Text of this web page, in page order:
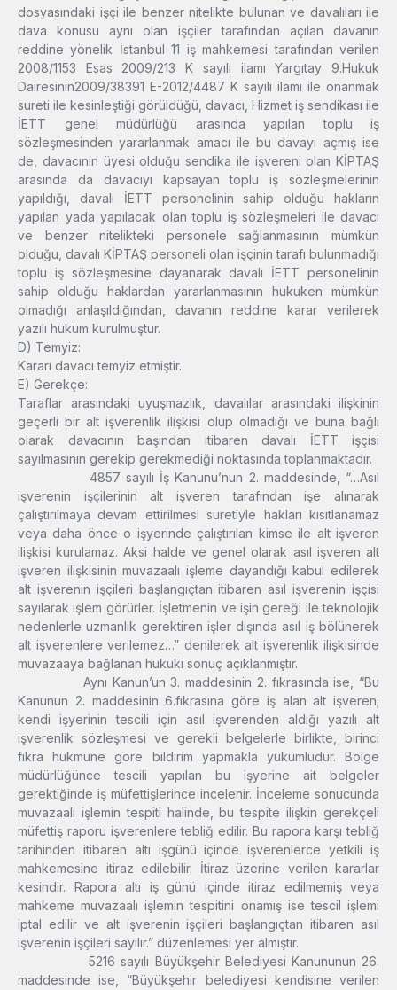
dosyasındaki işçi ile benzer nitelikte bulunan ve davalıları ile
dava konusu aynı olan işçiler tarafından açılan davanın
reddine yönelik İstanbul 11 iş mahkemesi tarafından verilen
2008/1153 Esas 2009/213 K sayılı ilamı Yargıtay 9.Hukuk
Dairesinin2009/38391 E-2012/4487 K sayılı ilamı ile onanmak
sureti ile kesinleştiği görüldüğü, davacı, Hizmet iş sendikası ile
İETT genel müdürlüğü arasında yapılan toplu iş
sözleşmesinden yararlanmak amacı ile bu davayı açmış ise
de, davacının üyesi olduğu sendika ile işvereni olan KİPTAŞ
arasında da davacıyı kapsayan toplu iş sözleşmelerinin
yapıldığı, davalı İETT personelinin sahip olduğu hakların
yapılan yada yapılacak olan toplu iş sözleşmeleri ile davacı
ve benzer nitelikteki personele sağlanmasının mümkün
olduğu, davalı KİPTAŞ personeli olan işçinin tarafı bulunmadığı
toplu iş sözleşmesine dayanarak davalı İETT personelinin
sahip olduğu haklardan yararlanmasının hukuken mümkün
olmadığı anlaşıldığından, davanın reddine karar verilerek
yazılı hüküm kurulmuştur.
D) Temyiz:
Kararı davacı temyiz etmiştir.
E) Gerekçe:
Taraflar arasındaki uyuşmazlık, davalılar arasındaki ilişkinin
geçerli bir alt işverenlik ilişkisi olup olmadığı ve buna bağlı
olarak davacının başından itibaren davalı İETT işçisi
sayılmasının gerekip gerekmediği noktasında toplanmaktadır.
4857 sayılı İş Kanunu’nun 2. maddesinde, “…Asıl
işverenin işçilerinin alt işveren tarafından işe alınarak
çalıştırılmaya devam ettirilmesi suretiyle hakları kısıtlanamaz
veya daha önce o işyerinde çalıştırılan kimse ile alt işveren
ilişkisi kurulamaz. Aksi halde ve genel olarak asıl işveren alt
işveren ilişkisinin muvazaalı işleme dayandığı kabul edilerek
alt işverenin işçileri başlangıçtan itibaren asıl işverenin işçisi
sayılarak işlem görürler. İşletmenin ve işin gereği ile teknolojik
nedenlerle uzmanlık gerektiren işler dışında asıl iş bölünerek
alt işverenlere verilemez…” denilerek alt işverenlik ilişkisinde
muvazaaya bağlanan hukuki sonuç açıklanmıştır.
Aynı Kanun’un 3. maddesinin 2. fıkrasında ise, “Bu
Kanunun 2. maddesinin 6.fıkrasına göre iş alan alt işveren;
kendi işyerinin tescili için asıl işverenden aldığı yazılı alt
işverenlik sözleşmesi ve gerekli belgelerle birlikte, birinci
fıkra hükmüne göre bildirim yapmakla yükümlüdür. Bölge
müdürlüğünce tescili yapılan bu işyerine ait belgeler
gerektiğinde iş müfettişlerince incelenir. İnceleme sonucunda
muvazaalı işlemin tespiti halinde, bu tespite ilişkin gerekçeli
müfettiş raporu işverenlere tebliğ edilir. Bu rapora karşı tebliğ
tarihinden itibaren altı işgünü içinde işverenlerce yetkili iş
mahkemesine itiraz edilebilir. İtiraz üzerine verilen kararlar
kesindir. Rapora altı iş günü içinde itiraz edilmemiş veya
mahkeme muvazaalı işlemin tespitini onamış ise tescil işlemi
iptal edilir ve alt işverenin işçileri başlangıçtan itibaren asıl
işverenin işçileri sayılır.” düzenlemesi yer almıştır.
5216 sayılı Büyükşehir Belediyesi Kanununun 26.
maddesinde ise, “Büyükşehir belediyesi kendisine verilen